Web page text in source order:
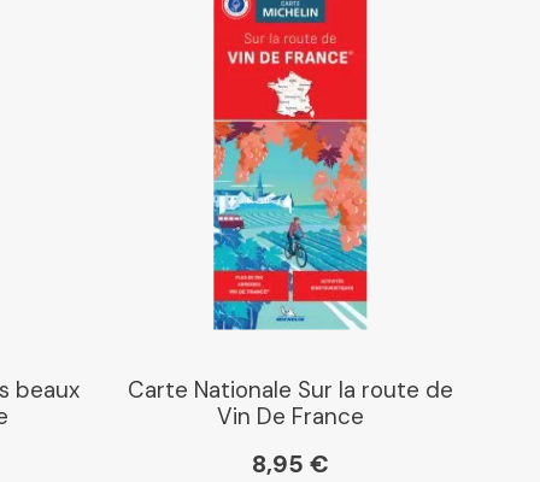
beaux
Carte Nationale Sur la route de
Vin De France
8,95 €